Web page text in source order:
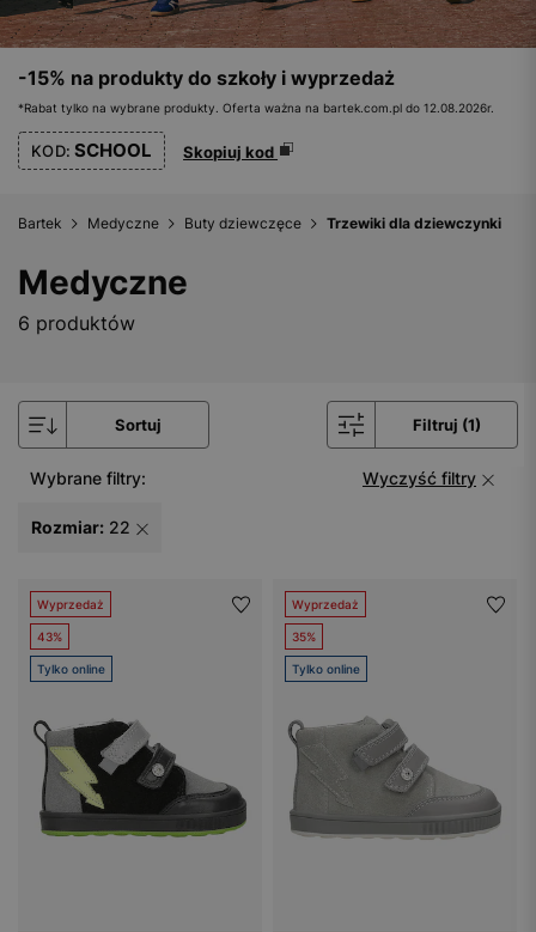
-15% na produkty do szkoły i wyprzedaż
*Rabat tylko na wybrane produkty. Oferta ważna na bartek.com.pl do 12.08.2026r.
KOD: SCHOOL Skopiuj kod
Bartek Medyczne Buty dziewczęce Trzewiki dla dziewczynki
Medyczne
6 produktów
Sortuj Filtruj (1)
Wybrane filtry: Wyczyść filtry
Rozmiar: 22
Wyprzedaż
43%
Tylko online
Wyprzedaż
35%
Tylko online